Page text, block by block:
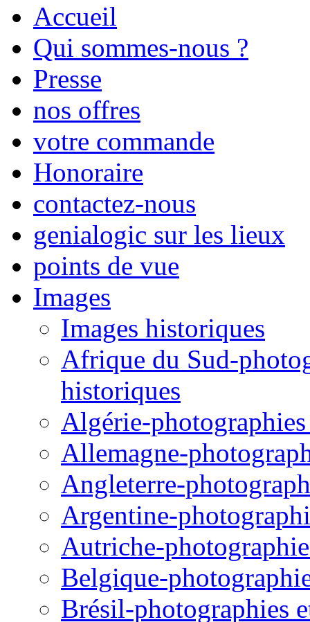
Accueil
Qui sommes-nous ?
Presse
nos offres
votre commande
Honoraire
contactez-nous
genialogic sur les lieux
points de vue
Images
Images historiques
Afrique du Sud-
historiques
Algérie-
Allemagne-
Angleterre-
Argentine-
Autriche-
Belgique-
Brésil-photographies